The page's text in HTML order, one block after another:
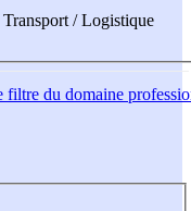
Transport / Logistique
filtre du domaine